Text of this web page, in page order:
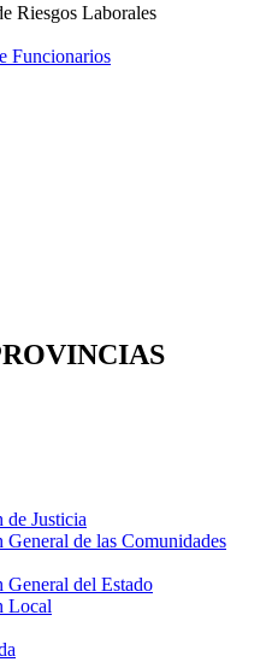
Riesgos Laborales
Funcionarios
Justicia
de las Comunidades
del Estado
Local